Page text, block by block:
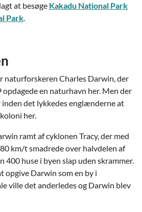
at besøge Kakadu National Park
Park.
naturforskeren Charles Darwin, der
opdagede en naturhavn her. Men der
inden det lykkedes englænderne at
her.
ramt af cyklonen Tracy, der med
km/t smadrede over halvdelen af
400 huse i byen slap uden skrammer.
Darwin som en by i
ville det anderledes og Darwin blev